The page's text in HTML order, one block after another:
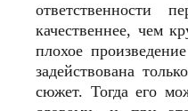
ответственности
качественнее, чем
плохое
задействована
сюжет. Тогда его